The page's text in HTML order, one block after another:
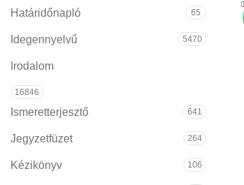
Határidőnapló 65
Idegennyelvű 5470
Irodalom
16846
Ismeretterjesztő 641
Jegyzetfüzet 264
Kézikönyv 106